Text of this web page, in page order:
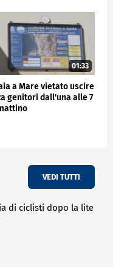
01:33
a Mare vietato uscire
genitori dall'una alle 7
VEDI TUTTI
di ciclisti dopo la lite